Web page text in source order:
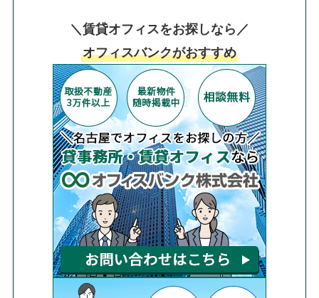
＼賃貸オフィスをお探しなら／
オフィスバンクがおすすめ